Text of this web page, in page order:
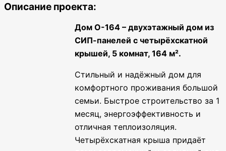
Описание проекта:
Дом О-164 – двухэтажный дом из
СИП-панелей с четырёхскатной
крышей, 5 комнат, 164 м².
Стильный и надёжный дом для
комфортного проживания большой
семьи. Быстрое строительство за 1
месяц, энергоэффективность и
отличная теплоизоляция.
Четырёхскатная крыша придаёт